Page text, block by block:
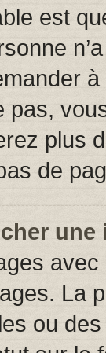
est
à
pas,
plus
de
une
La
ou